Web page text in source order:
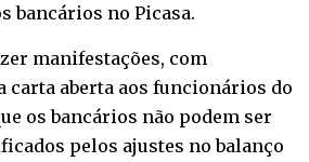
bancários no Picasa.
manifestações, com
carta aberta aos funcionários do
os bancários não podem ser
pelos ajustes no balanço